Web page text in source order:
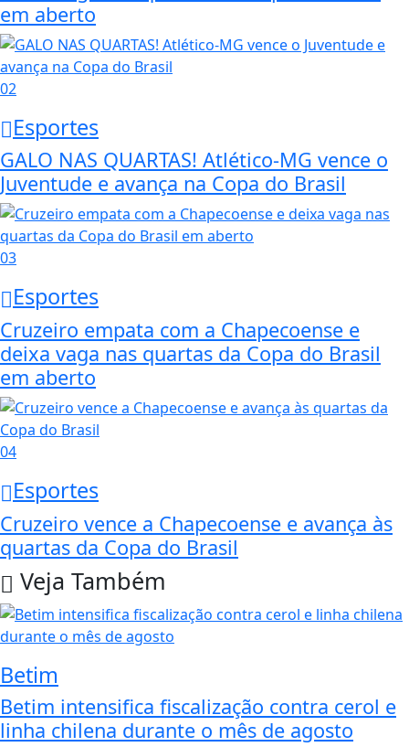
em aberto
02
Esportes
GALO NAS QUARTAS! Atlético-MG vence o
Juventude e avança na Copa do Brasil
03
Esportes
Cruzeiro empata com a Chapecoense e
deixa vaga nas quartas da Copa do Brasil
em aberto
04
Esportes
Cruzeiro vence a Chapecoense e avança às
quartas da Copa do Brasil
Veja Também
Betim
Betim intensifica fiscalização contra cerol e
linha chilena durante o mês de agosto